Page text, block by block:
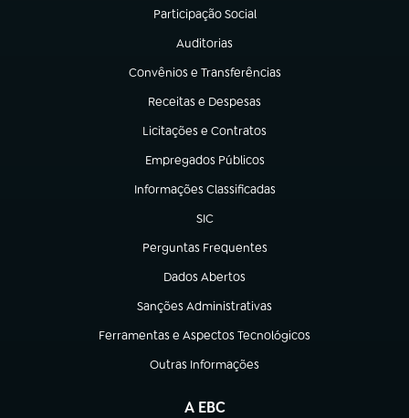
Participação Social
(abre em nova aba)
Auditorias
(abre em nova aba)
Convênios e Transferências
(abre em nova aba)
Receitas e Despesas
(abre em nova aba)
Licitações e Contratos
(abre em nova aba)
Empregados Públicos
(abre em nova aba)
Informações Classificadas
(abre em nova aba)
SIC
(abre em nova aba)
Perguntas Frequentes
(abre em nova aba)
Dados Abertos
(abre em nova aba)
Sanções Administrativas
(abre em nova aba)
Ferramentas e Aspectos Tecnológicos
(abre em nova aba)
Outras Informações
(abre em nova aba)
A EBC